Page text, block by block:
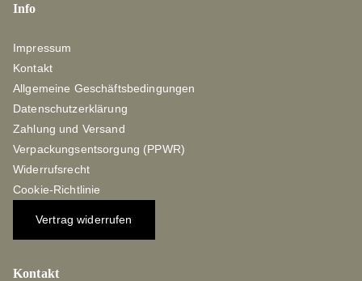
Info
Impressum
Kontakt
Allgemeine Geschäftsbedingungen
Datenschutzerklärung
Zahlung und Versand
Verpackungsentsorgung (PPWR)
Widerrufsrecht
Cookie-Richtlinie
Vertrag widerrufen
Kontakt